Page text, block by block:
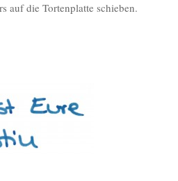
auf die Tortenplatte schieben.